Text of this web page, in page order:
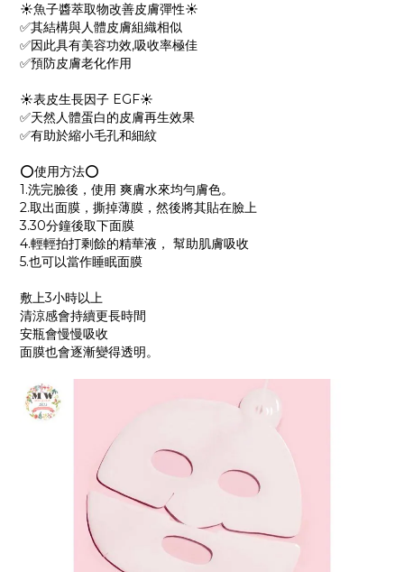
☀️魚子醬萃取物改善皮膚彈性☀️
✅其結構與人體皮膚組織相似
✅因此具有美容功效,吸收率極佳
✅預防皮膚老化作用
☀️表皮生長因子 EGF☀️
✅天然人體蛋白的皮膚再生效果
✅有助於縮小毛孔和細紋
⭕使用方法⭕
1.洗完臉後，使用 爽膚水來均勻膚色。
2.取出面膜，撕掉薄膜，然後將其貼在臉上
3.30分鐘後取下面膜
4.輕輕拍打剩餘的精華液， 幫助肌膚吸收
5.也可以當作睡眠面膜
敷上3小時以上
清涼感會持續更長時間
安瓶會慢慢吸收
面膜也會逐漸變得透明。